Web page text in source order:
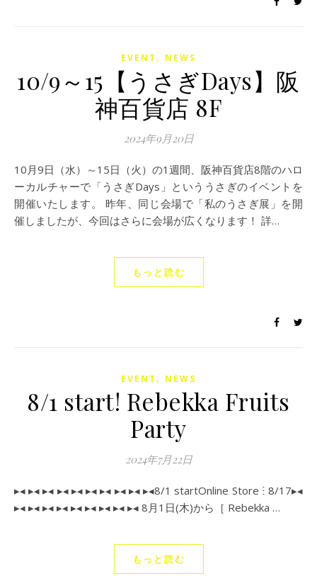
EVENT , NEWS
10/9～15【うさぎDays】阪
神百貨店 8F
2024年9月20日
10月9日（水）～15日（火）の1週間、阪神百貨店8階のハロ
ーカルチャーで「うさぎDays」といううさぎのイベントを
開催いたします。 昨年、同じ会場で「私のうさぎ展」を開
催しましたが、今回はさらに会場が広くなります！ 詳…
もっと読む
EVENT , NEWS
8/1 start! Rebekka Fruits
Party
2024年7月22日
▸◂ ▸◂ ▸◂ ▸◂ ▸◂ ▸◂ ▸◂ ▸◂ ▸◂ ▸◂‪8/1 start‪Online Store ‬ⵗ ‪8/17▸◂
▸◂ ▸◂ ▸◂ ▸◂ ▸◂ ▸◂ ▸◂ ▸◂ ▸◂ 8月1日(木)から［ Rebekka …
もっと読む